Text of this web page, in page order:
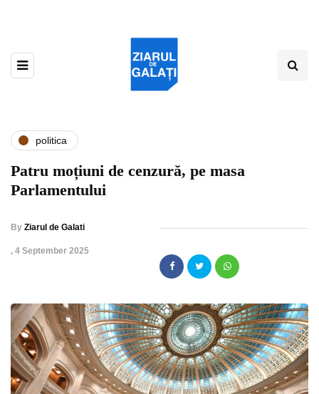
politica
Patru moțiuni de cenzură, pe masa
Parlamentului
By Ziarul de Galati
, 4 September 2025